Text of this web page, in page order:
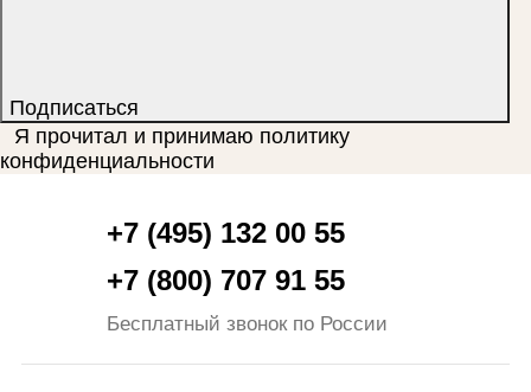
Подписаться
Я прочитал и принимаю политику
конфиденциальности
+7 (495) 132 00 55
+7 (800) 707 91 55
Бесплатный звонок по России